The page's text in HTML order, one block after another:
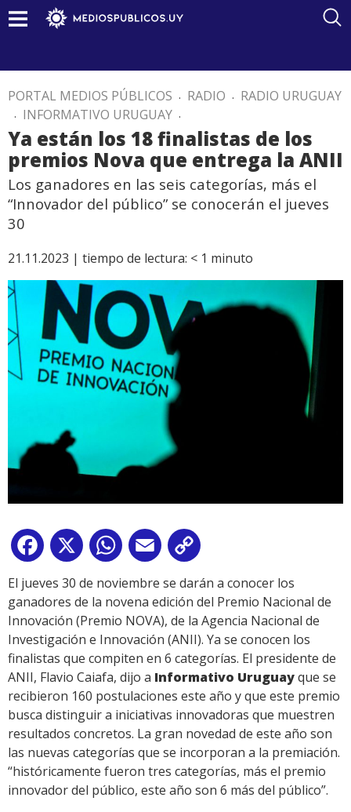
PORTAL MEDIOS PÚBLICOS . RADIO . RADIO URUGUAY
. INFORMATIVO URUGUAY .
Ya están los 18 finalistas de los
premios Nova que entrega la ANII
Los ganadores en las seis categorías, más el
“Innovador del público” se conocerán el jueves
30
21.11.2023 | tiempo de lectura: < 1 minuto
Facebook
X WhatsApp
Email
Link
El jueves 30 de noviembre se darán a conocer los
ganadores de la novena edición del Premio Nacional de
Innovación (Premio NOVA), de la Agencia Nacional de
Investigación e Innovación (ANII). Ya se conocen los
finalistas que compiten en 6 categorías. El presidente de
ANII, Flavio Caiafa, dijo a Informativo Uruguayque se
recibieron 160 postulaciones este año y que este premio
busca distinguir a iniciativas innovadoras que muestren
resultados concretos. La gran novedad de este año son
las nuevas categorías que se incorporan a la premiación.
“históricamente fueron tres categorías, más el premio
innovador del público, este año son 6 más del público”.